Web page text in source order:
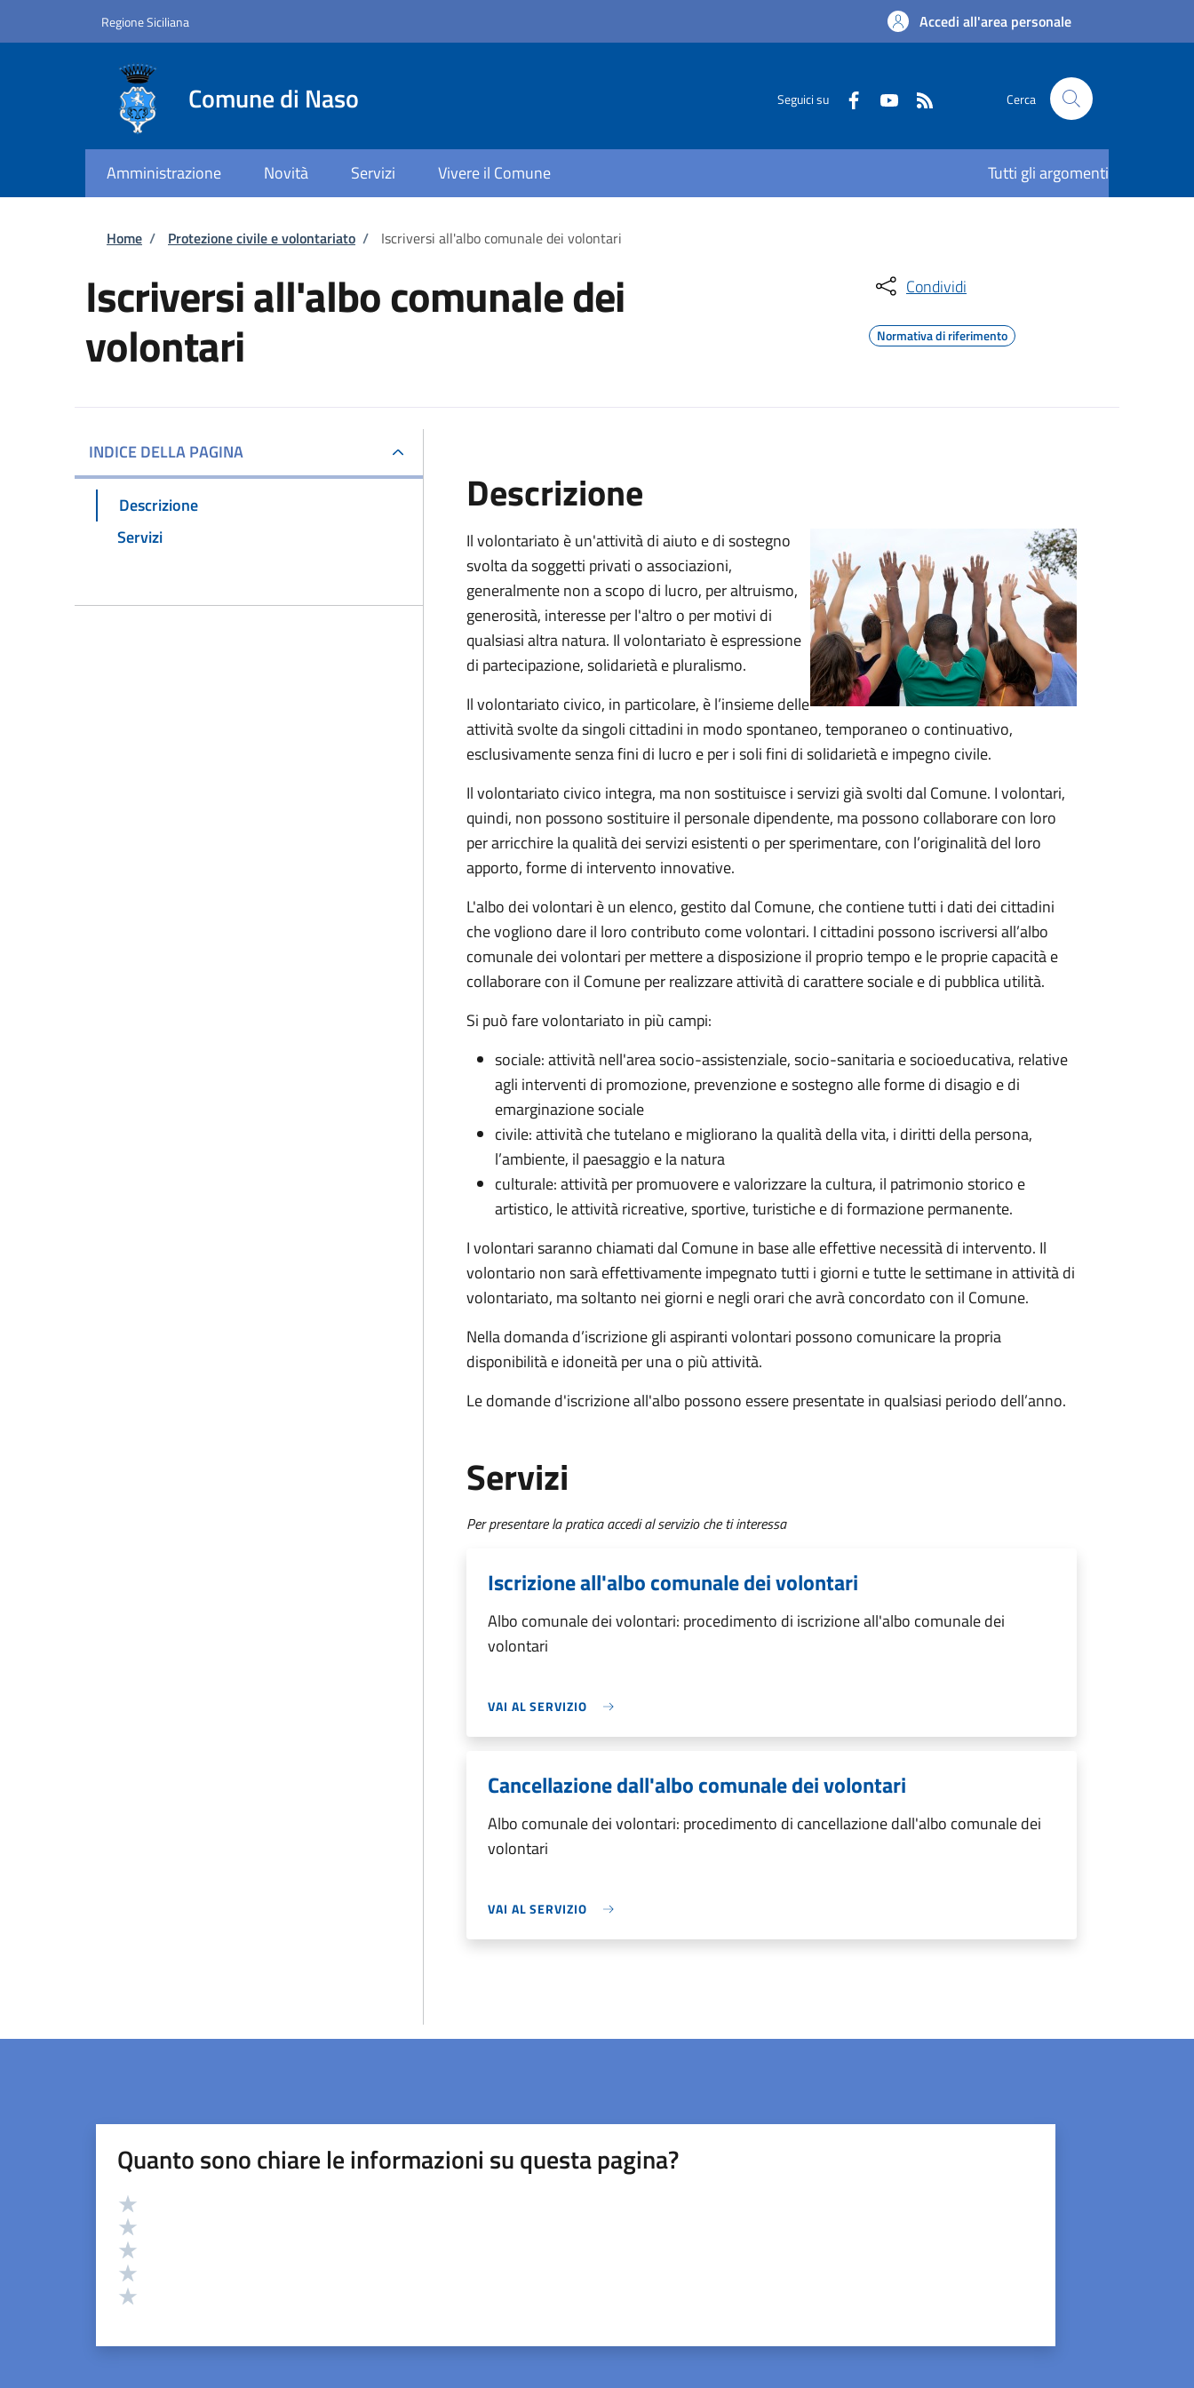
Regione Siciliana Accedi all'area personale
Comune di Naso Seguici su Cerca
Amministrazione Novità Servizi Vivere il Comune Tutti gli argomenti
Briciole di pane
Home / Protezione civile e volontariato / Iscriversi all'albo comunale dei volontari
Iscriversi all'albo comunale dei
volontari
Condividi
Normativa di riferimento
INDICE DELLA PAGINA
Descrizione
Servizi
Descrizione
Il volontariato è un'attività di aiuto e di sostegno
svolta da soggetti privati o associazioni,
generalmente non a scopo di lucro, per altruismo,
generosità, interesse per l'altro o per motivi di
qualsiasi altra natura. Il volontariato è espressione
di partecipazione, solidarietà e pluralismo.
Il volontariato civico, in particolare, è l’insieme delle
attività svolte da singoli cittadini in modo spontaneo, temporaneo o continuativo,
esclusivamente senza fini di lucro e per i soli fini di solidarietà e impegno civile.
Il volontariato civico integra, ma non sostituisce i servizi già svolti dal Comune. I volontari,
quindi, non possono sostituire il personale dipendente, ma possono collaborare con loro
per arricchire la qualità dei servizi esistenti o per sperimentare, con l’originalità del loro
apporto, forme di intervento innovative.
L'albo dei volontari è un elenco, gestito dal Comune, che contiene tutti i dati dei cittadini
che vogliono dare il loro contributo come volontari. I cittadini possono iscriversi all’albo
comunale dei volontari per mettere a disposizione il proprio tempo e le proprie capacità e
collaborare con il Comune per realizzare attività di carattere sociale e di pubblica utilità.
Si può fare volontariato in più campi:
sociale: attività nell'area socio-assistenziale, socio-sanitaria e socioeducativa, relative
agli interventi di promozione, prevenzione e sostegno alle forme di disagio e di
emarginazione sociale
civile: attività che tutelano e migliorano la qualità della vita, i diritti della persona,
l’ambiente, il paesaggio e la natura
culturale: attività per promuovere e valorizzare la cultura, il patrimonio storico e
artistico, le attività ricreative, sportive, turistiche e di formazione permanente.
I volontari saranno chiamati dal Comune in base alle effettive necessità di intervento. Il
volontario non sarà effettivamente impegnato tutti i giorni e tutte le settimane in attività di
volontariato, ma soltanto nei giorni e negli orari che avrà concordato con il Comune.
Nella domanda d’iscrizione gli aspiranti volontari possono comunicare la propria
disponibilità e idoneità per una o più attività.
Le domande d'iscrizione all'albo possono essere presentate in qualsiasi periodo dell’anno.
Servizi
Per presentare la pratica accedi al servizio che ti interessa
Iscrizione all'albo comunale dei volontari
Albo comunale dei volontari: procedimento di iscrizione all'albo comunale dei
volontari
VAI AL SERVIZIO
Cancellazione dall'albo comunale dei volontari
Albo comunale dei volontari: procedimento di cancellazione dall'albo comunale dei
volontari
VAI AL SERVIZIO
Quanto sono chiare le informazioni su questa pagina?
Valutazione